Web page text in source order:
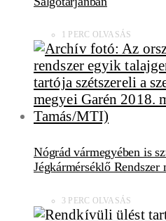
1 PERC OLVASÁS
Nógrád vármegyében is
Jégkármérséklő Rendszer
3 PERC OLVASÁS